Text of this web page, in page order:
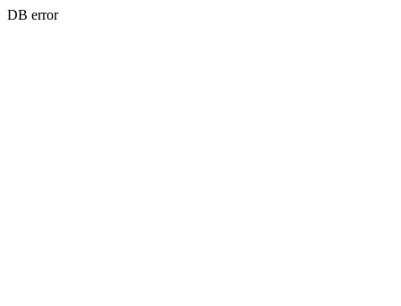
DB error